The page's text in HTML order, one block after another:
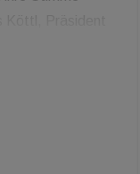
in
d´Architecture